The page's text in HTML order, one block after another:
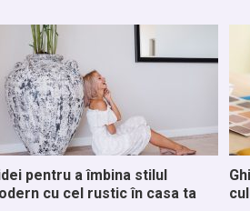
pentru a îmbina stilul
cu cel rustic în casa ta